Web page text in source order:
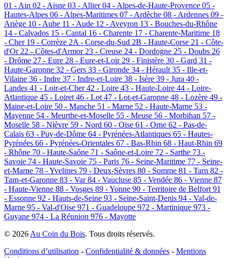
01 - Ain 02 - Aisne 03 - Allier04 - Alpes-de-Haute-Provence 05 -
Hautes-Alpes 06 - Alpes-Maritimes 07 - Ardèche 08 - Ardennes 09 -
Ariège 10 - Aube 11 - Aude 12 - Aveyron 13 - Bouches-du-Rhône
14 - Calvados 15 - Cantal 16 - Charente 17 - Charente-Maritime 18
- Cher 19 - Corrèze 2A - Corse-du-Sud 2B - Haute-Corse 21 - Côte-
d'Or 22 - Côtes-d'Armor 23 - Creuse 24 - Dordogne 25 - Doubs 26
- Drôme 27 - Eure 28 - Eure-et-Loir 29 - Finistère 30 - Gard 31 -
Haute-Garonne 32 - Gers 33 - Gironde 34 - Hérault 35 - Ille-et-
Vilaine 36 - Indre 37 - Indre-et-Loire 38 - Isère 39 - Jura 40 -
Landes 41 - Loir-et-Cher42 - Loire 43 - Haute-Loire 44 - Loire-
Atlantique 45 - Loiret 46 - Lot 47 - Lot-et-Garonne 48 - Lozère 49 -
Maine-et-Loire 50 - Manche 51 - Marne 52 - Haute-Marne 53 -
Mayenne 54 - Meurthe-et-Moselle 55 - Meuse 56 - Morbihan 57 -
Moselle 58 - Nièvre 59 - Nord 60 - Oise 61 - Orne 62 - Pas-de-
Calais 63 - Puy-de-Dôme 64 - Pyrénées-Atlantiques 65 - Hautes-
Pyrénées 66 - Pyrénées-Orientales 67 - Bas-Rhin 68 - Haut-Rhin 69
- Rhône 70 - Haute-Saône 71 - Saône-et-Loire 72 - Sarthe 73 -
Savoie 74 - Haute-Savoie 75 - Paris 76 - Seine-Maritime 77 - Seine-
et-Marne 78 - Yvelines 79 - Deux-Sèvres 80 - Somme 81 - Tarn 82 -
Tarn-et-Garonne 83 - Var84 - Vaucluse 85 - Vendée 86 - Vienne 87
- Haute-Vienne 88 - Vosges 89 - Yonne 90 - Territoire de Belfort 91
- Essonne 92 - Hauts-de-Seine 93 - Seine-Saint-Denis 94 - Val-de-
Marne 95 - Val-d'Oise 971 - Guadeloupe 972 - Martinique 973 -
Guyane 974 - La Réunion 976 - Mayotte
© 2026 Au Coin du Bois. Tous droits réservés.
Conditions d’utilisation - Confidentialité & données - Mentions